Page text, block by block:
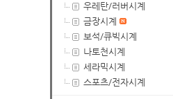
우레탄/러버시계
금장시계
보석/큐빅시계
나토천시계
세라믹시계
스포츠/전자시계